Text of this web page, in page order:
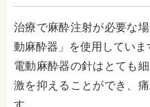
治療で麻酔注射が必要な
動麻酔器」を使用していま
電動麻酔器の針はとても
激を抑えることができ、